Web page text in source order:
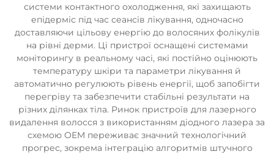
системи контактного охолодження, які захищають
епідерміс під час сеансів лікування, одночасно
доставляючи цільову енергію до волосяних фолікулів
на рівні дерми. Ці пристрої оснащені системами
моніторингу в реальному часі, які постійно оцінюють
температуру шкіри та параметри лікування й
автоматично регулюють рівень енергії, щоб запобігти
перегріву та забезпечити стабільні результати на
різних ділянках тіла. Ринок пристроїв для лазерного
видалення волосся з використанням діодного лазера за
схемою OEM переживає значний технологічний
прогрес, зокрема інтеграцію алгоритмів штучного